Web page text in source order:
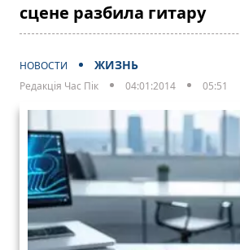
сцене разбила гитару
НОВОСТИ ЖИЗНЬ
Редакція Час Пік 04:01:2014 05:51